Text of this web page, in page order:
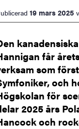
19 mars 2025
får
som
och
för
2025 års
och